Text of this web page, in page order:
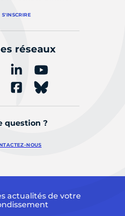
S'INSCRIRE
réseaux
question ?
NOUS
actualités de votre